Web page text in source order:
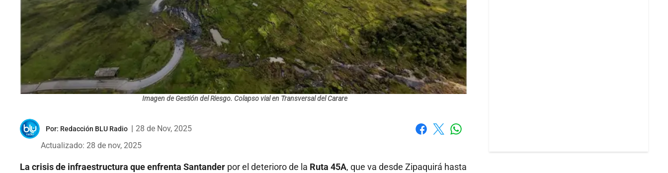
Imagen de Gestión del Riesgo. Colapso vial en Transversal del Carare
Por: Redacción BLU Radio
28 de Nov, 2025
Actualizado: 28 de nov, 2025
La crisis de infraestructura que enfrenta Santander por el deterioro de la Ruta 45A, que va desde Zipaquirá hasta